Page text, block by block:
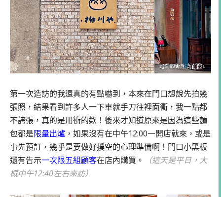
第一次造訪的我還真的有點嚇到，本來在門口想說先拍幾
張照，結果看到許多人一下車就手刀往裡面衝，我一點都
不誇張，真的是用衝的欸！後來才知道原來是因為這些麵
包都是限量出爐 ，如果沒有在中午12:00一開店就來，或是
事先預訂，幾乎是要做好撲空的心理準備啊！門口小黑板
還有告示一次限五組顧客在店內購買。
（這天是平日，大
概中午12:40左右來訪）